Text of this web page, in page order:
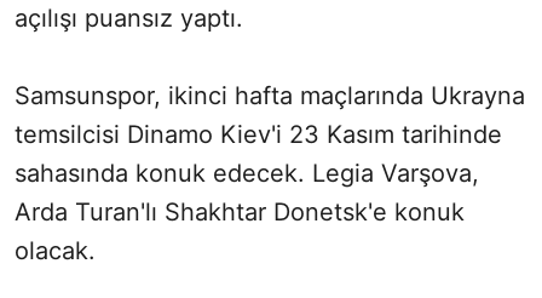
açılışı puansız yaptı.
Samsunspor, ikinci hafta maçlarında Ukrayna
temsilcisi Dinamo Kiev'i 23 Kasım tarihinde
sahasında konuk edecek. Legia Varşova,
Arda Turan'lı Shakhtar Donetsk'e konuk
olacak.